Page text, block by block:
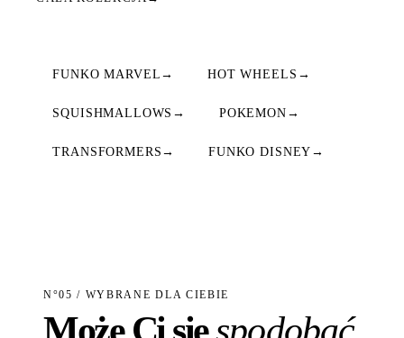
FUNKO MARVEL → HOT WHEELS →
SQUISHMALLOWS → POKEMON →
TRANSFORMERS → FUNKO DISNEY →
N°05 / WYBRANE DLA CIEBIE